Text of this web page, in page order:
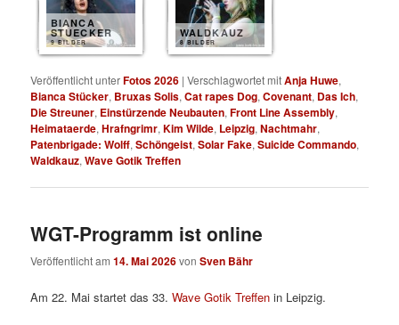
BIANCA
STUECKER
9 BILDER
WALDKAUZ
8 BILDER
Veröffentlicht unterFotos 2026 |Verschlagwortet mitAnja Huwe,
Bianca Stücker, Bruxas Solis,Cat rapes Dog,Covenant, Das Ich,
Die Streuner, Einstürzende Neubauten,Front Line Assembly,
Heimataerde,Hrafngrimr,Kim Wilde, Leipzig,Nachtmahr,
Patenbrigade: Wolff,Schöngeist,Solar Fake,Suicide Commando,
Waldkauz,Wave Gotik Treffen
WGT-Programm ist online
Veröffentlicht am14. Mai 2026vonSven Bähr
Am 22. Mai startet das 33.Wave Gotik Treffen in Leipzig.